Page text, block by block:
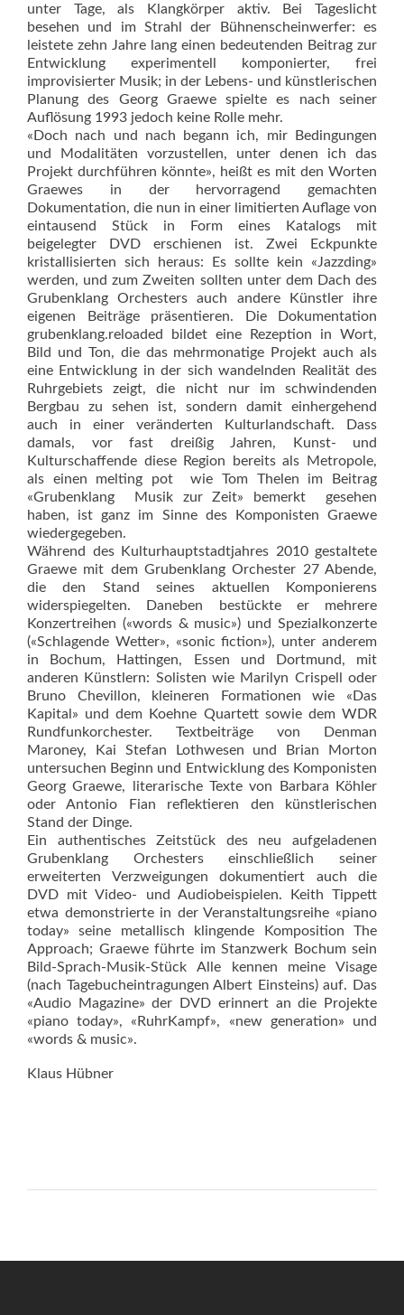
unter Tage, als Klangkörper aktiv. Bei Tageslicht
besehen und im Strahl der Bühnenscheinwerfer: es
leistete zehn Jahre lang einen bedeutenden Beitrag zur
Entwicklung experimentell komponierter, frei
improvisierter Musik; in der Lebens- und künstlerischen
Planung des Georg Graewe spielte es nach seiner
Auflösung 1993 jedoch keine Rolle mehr.
«Doch nach und nach begann ich, mir Bedingungen
und Modalitäten vorzustellen, unter denen ich das
Projekt durchführen könnte», heißt es mit den Worten
Graewes in der hervorragend gemachten
Dokumentation, die nun in einer limitierten Auflage von
eintausend Stück in Form eines Katalogs mit
beigelegter DVD erschienen ist. Zwei Eckpunkte
kristallisierten sich heraus: Es sollte kein «Jazzding»
werden, und zum Zweiten sollten unter dem Dach des
Grubenklang Orchesters auch andere Künstler ihre
eigenen Beiträge präsentieren. Die Dokumentation
grubenklang.reloaded bildet eine Rezeption in Wort,
Bild und Ton, die das mehrmonatige Projekt auch als
eine Entwicklung in der sich wandelnden Realität des
Ruhrgebiets zeigt, die nicht nur im schwindenden
Bergbau zu sehen ist, sondern damit einhergehend
auch in einer veränderten Kulturlandschaft. Dass
damals, vor fast dreißig Jahren, Kunst- und
Kulturschaffende diese Region bereits als Metropole,
als einen melting pot  wie Tom Thelen im Beitrag
«Grubenklang  Musik zur Zeit» bemerkt  gesehen
haben, ist ganz im Sinne des Komponisten Graewe
wiedergegeben.
Während des Kulturhauptstadtjahres 2010 gestaltete
Graewe mit dem Grubenklang Orchester 27 Abende,
die den Stand seines aktuellen Komponierens
widerspiegelten. Daneben bestückte er mehrere
Konzertreihen («words & music») und Spezialkonzerte
(«Schlagende Wetter», «sonic fiction»), unter anderem
in Bochum, Hattingen, Essen und Dortmund, mit
anderen Künstlern: Solisten wie Marilyn Crispell oder
Bruno Chevillon, kleineren Formationen wie «Das
Kapital» und dem Koehne Quartett sowie dem WDR
Rundfunkorchester. Textbeiträge von Denman
Maroney, Kai Stefan Loth­wesen und Brian Morton
untersuchen Beginn und Entwicklung des Komponisten
Georg Graewe, literarische Texte von Barbara Köhler
oder Antonio Fian reflektieren den künstlerischen
Stand der Dinge.
Ein authentisches Zeitstück des neu aufgeladenen
Grubenklang Orchesters einschließlich seiner
erweiterten Verzweigungen dokumentiert auch die
DVD mit Video- und Audiobeispielen. Keith Tippett
etwa demonstrierte in der Veranstaltungsreihe «piano
today» seine metallisch klingende Komposition The
Approach; Graewe führte im Stanzwerk Bochum sein
Bild-Sprach-Musik-Stück Alle kennen meine Visage
(nach Tagebucheintragungen Albert Einsteins) auf. Das
«Audio Magazine» der DVD erinnert an die Projekte
«piano today», «RuhrKampf», «new generation» und
«words & music».
Klaus Hübner